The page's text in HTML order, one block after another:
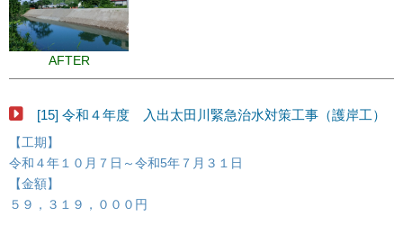
AFTER
[15] 令和４年度 入出太田川緊急治水対策工事（護岸工）
【工期】
令和４年１０月７日～令和5年７月３１日
【金額】
５９，３１９，０００円